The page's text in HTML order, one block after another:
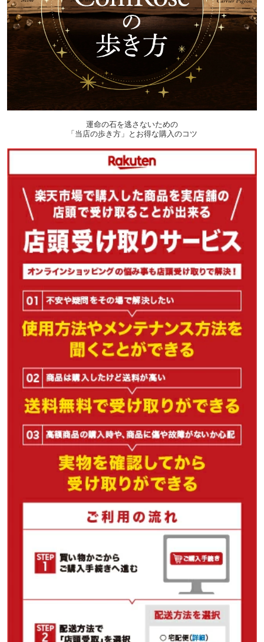
運命の石を逃さないための
「当店の歩き方」とお得な購入のコツ